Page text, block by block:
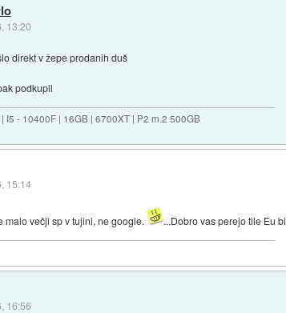
13:20
direkt v žepe prodanih duš
podkupil
I5 - 10400F | 16GB | 6700XT | P2 m.2 500GB
15:14
malo večji sp v tujini, ne google. ...Dobro vas perejo tile Eu
16:56